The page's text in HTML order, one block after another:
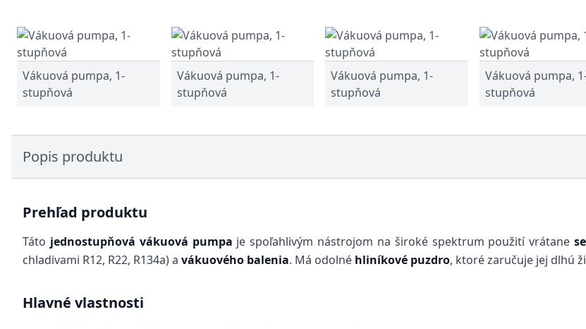
Vákuová pumpa, 1-
stupňová
Vákuová pumpa, 1-
stupňová
Vákuová pumpa, 1-
stupňová
Vákuová pumpa,
stupňová
Popis produktu
Prehľad produktu
Táto jednostupňová vákuová pumpa je spoľahlivým nástrojom na široké spektrum použití vrátane
chladivami R12, R22, R134a) a vákuového balenia. Má odolné hliníkové puzdro, ktoré zaručuje jej dlhú
Hlavné vlastnosti